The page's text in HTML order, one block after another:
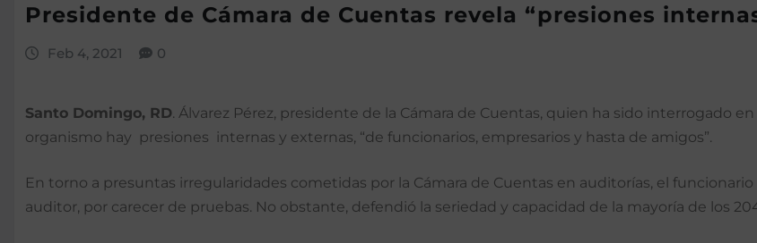
Presidente de Cámara de Cuentas revela “presiones
Feb 4, 2021 0
Santo Domingo, RD. Álvarez Pérez, presidente de la Cámara de Cuentas, quien ha sido interrogado
organismo hay presiones internas y externas, “de funcionarios, empresarios y hasta de amigos”.
En torno a presuntas irregularidades cometidas por la Cámara de Cuentas en auditorías, el
auditor, por carecer de pruebas. No obstante, defendió la seriedad y capacidad de la mayoría de los